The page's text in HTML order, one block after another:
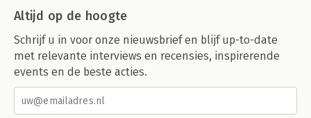
Altijd op de hoogte
Schrijf u in voor onze nieuwsbrief en blijf up-to-date
met relevante interviews en recensies, inspirerende
events en de beste acties.